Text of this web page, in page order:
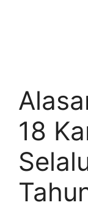
18